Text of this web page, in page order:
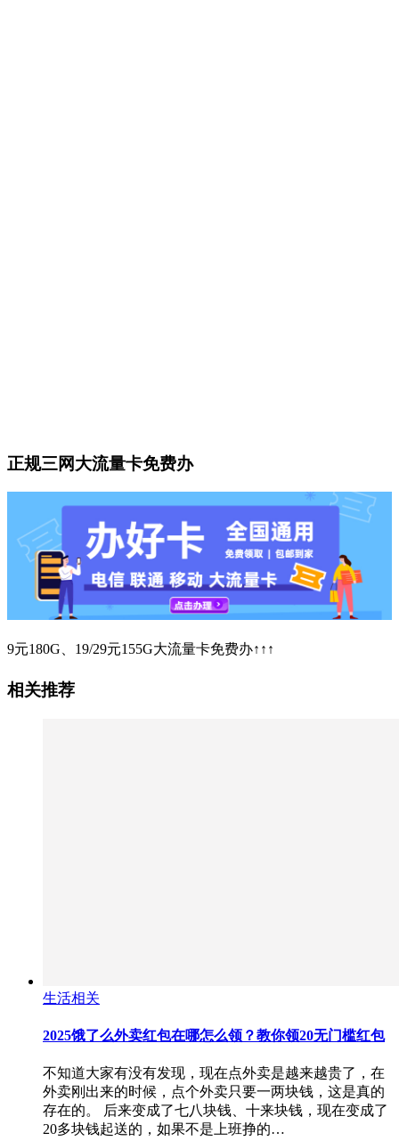
正规三网大流量卡免费办
9元180G、19/29元155G大流量卡免费办↑↑↑
相关推荐
生活相关
2025饿了么外卖红包在哪怎么领？教你领20无门槛红包
不知道大家有没有发现，现在点外卖是越来越贵了，在
外卖刚出来的时候，点个外卖只要一两块钱，这是真的
存在的。 后来变成了七八块钱、十来块钱，现在变成了
20多块钱起送的，如果不是上班挣的…